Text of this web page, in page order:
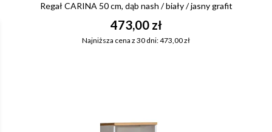
Regał CARINA 50 cm, dąb nash / biały / jasny grafit
473,00 zł
Najniższa cena z 30 dni: 473,00 zł